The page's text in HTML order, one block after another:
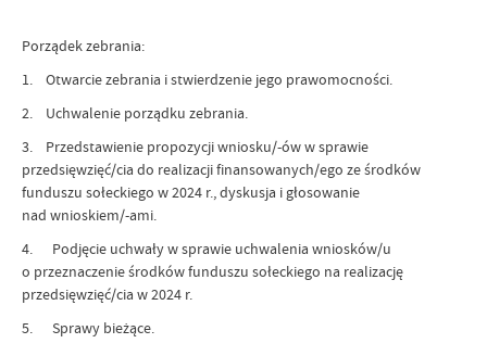
Porządek zebrania:
1. Otwarcie zebrania i stwierdzenie jego prawomocności.
2. Uchwalenie porządku zebrania.
3. Przedstawienie propozycji wniosku/-ów w sprawie
przedsięwzięć/cia do realizacji finansowanych/ego ze środków
funduszu sołeckiego w 2024 r., dyskusja i głosowanie
nad wnioskiem/-ami.
4. Podjęcie uchwały w sprawie uchwalenia wniosków/u
o przeznaczenie środków funduszu sołeckiego na realizację
przedsięwzięć/cia w 2024 r.
5. Sprawy bieżące.